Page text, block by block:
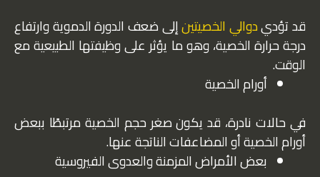
قد تؤديدوالي الخصيتينإلى ضعف الدورة الدموية وارتفاع
درجة حرارة الخصية، وهو ما يؤثر على وظيفتها الطبيعية مع
الوقت.
أورام الخصية
في حالات نادرة، قد يكون صغر حجم الخصية مرتبطًا ببعض
أورام الخصية أو المضاعفات الناتجة عنها.
بعض الأمراض المزمنة والعدوى الفيروسية